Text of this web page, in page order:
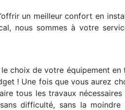
un meilleur confort en
nous sommes à votre
choix de votre équipement
! Une fois que vous aurez
tous les travaux
difficulté, sans la